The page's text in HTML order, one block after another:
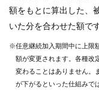
額をもとに算出した、
いた分を合わせた額です
※任意継続加入期間中に上限
額が変更されます。各種改
変わることはありません。
が下がるといった仕組みで